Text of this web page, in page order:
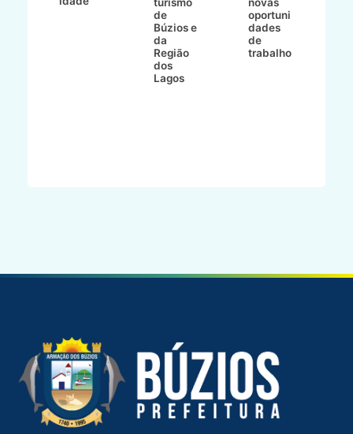
de
Búzios e
da
Região
dos
Lagos
oportuni
dades
de
trabalho